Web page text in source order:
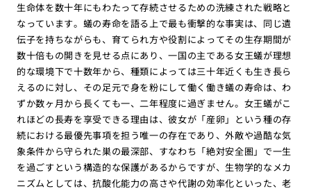
生命体を数十年にもわたって存続させるための洗練された戦略と
なっています。蟻の寿命を語る上で最も衝撃的な事実は、同じ遺
伝子を持ちながらも、育てられ方や役割によってその生存期間が
数十倍もの開きを見せる点にあり、一国の主である女王蟻が理想
的な環境下で十数年から、種類によっては三十年近くも生き長ら
えるのに対し、その足元で身を粉にして働く働き蟻の寿命は、わ
ずか数ヶ月から長くても一、二年程度に過ぎません。女王蟻がこ
れほどの長寿を享受できる理由は、彼女が「産卵」という種の存
続における最優先事項を担う唯一の存在であり、外敵や過酷な気
象条件から守られた巣の最深部、すなわち「絶対安全圏」で一生
を過ごすという構造的な保護があるからですが、生物学的なメカ
ニズムとしては、抗酸化能力の高さや代謝の効率化といった、老